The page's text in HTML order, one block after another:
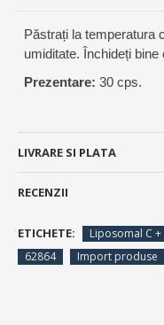
Păstrați la temperatura
umiditate. Închideți
Prezentare: 30 cps.
LIVRARE SI PLATA
RECENZII
ETICHETE: Liposomal C
62864
Import produse